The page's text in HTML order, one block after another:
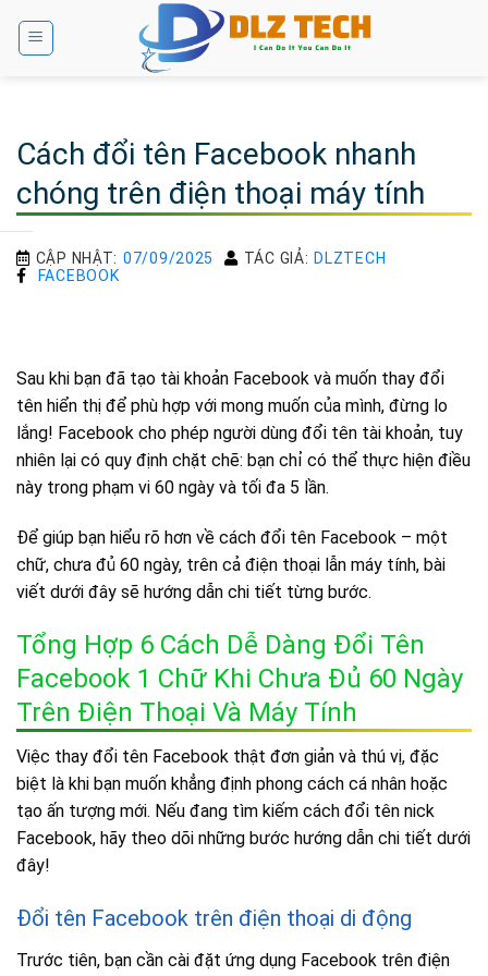
Cách đổi tên Facebook nhanh
chóng trên điện thoại máy tính
CẬP NHẬT: 07/09/2025 TÁC GIẢ: DLZTECH
FACEBOOK
Sau khi bạn đã tạo tài khoản Facebook và muốn thay đổi
tên hiển thị để phù hợp với mong muốn của mình, đừng lo
lắng! Facebook cho phép người dùng đổi tên tài khoản, tuy
nhiên lại có quy định chặt chẽ: bạn chỉ có thể thực hiện điều
này trong phạm vi 60 ngày và tối đa 5 lần.
Để giúp bạn hiểu rõ hơn về cách đổi tên Facebook – một
chữ, chưa đủ 60 ngày, trên cả điện thoại lẫn máy tính, bài
viết dưới đây sẽ hướng dẫn chi tiết từng bước.
Tổng Hợp 6 Cách Dễ Dàng Đổi Tên
Facebook 1 Chữ Khi Chưa Đủ 60 Ngày
Trên Điện Thoại Và Máy Tính
Việc thay đổi tên Facebook thật đơn giản và thú vị, đặc
biệt là khi bạn muốn khẳng định phong cách cá nhân hoặc
tạo ấn tượng mới. Nếu đang tìm kiếm cách đổi tên nick
Facebook, hãy theo dõi những bước hướng dẫn chi tiết dưới
đây!
Đổi tên Facebook trên điện thoại di động
Trước tiên, bạn cần cài đặt ứng dụng Facebook trên điện